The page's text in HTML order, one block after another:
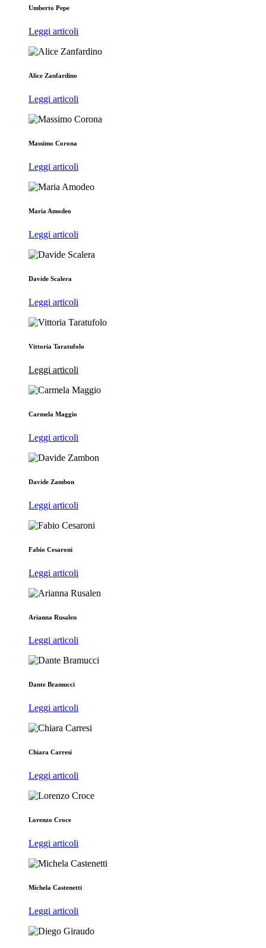
Umberto Pepe
Leggi articoli
Alice Zanfardino
Leggi articoli
Massimo Corona
Leggi articoli
Maria Amodeo
Leggi articoli
Davide Scalera
Leggi articoli
Vittoria Taratufolo
Leggi articoli
Carmela Maggio
Leggi articoli
Davide Zambon
Leggi articoli
Fabio Cesaroni
Leggi articoli
Arianna Rusalen
Leggi articoli
Dante Bramucci
Leggi articoli
Chiara Carresi
Leggi articoli
Lorenzo Croce
Leggi articoli
Michela Castenetti
Leggi articoli